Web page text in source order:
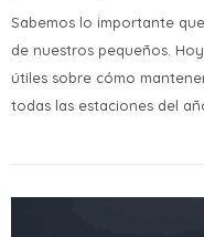
Sabemos lo importante
de nuestros pequeños.
útiles sobre cómo
todas las estaciones del